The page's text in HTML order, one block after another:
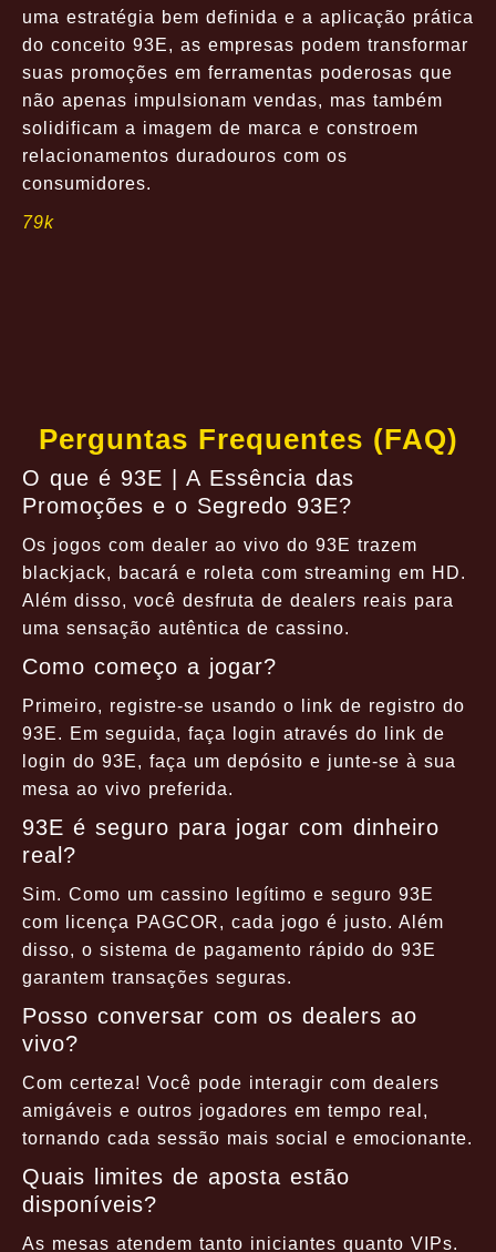
uma estratégia bem definida e a aplicação prática
do conceito 93E, as empresas podem transformar
suas promoções em ferramentas poderosas que
não apenas impulsionam vendas, mas também
solidificam a imagem de marca e constroem
relacionamentos duradouros com os
consumidores.
79k
Perguntas Frequentes (FAQ)
O que é 93E | A Essência das
Promoções e o Segredo 93E?
Os jogos com dealer ao vivo do 93E trazem
blackjack, bacará e roleta com streaming em HD.
Além disso, você desfruta de dealers reais para
uma sensação autêntica de cassino.
Como começo a jogar?
Primeiro, registre-se usando o link de registro do
93E. Em seguida, faça login através do link de
login do 93E, faça um depósito e junte-se à sua
mesa ao vivo preferida.
93E é seguro para jogar com dinheiro
real?
Sim. Como um cassino legítimo e seguro 93E
com licença PAGCOR, cada jogo é justo. Além
disso, o sistema de pagamento rápido do 93E
garantem transações seguras.
Posso conversar com os dealers ao
vivo?
Com certeza! Você pode interagir com dealers
amigáveis e outros jogadores em tempo real,
tornando cada sessão mais social e emocionante.
Quais limites de aposta estão
disponíveis?
As mesas atendem tanto iniciantes quanto VIPs.